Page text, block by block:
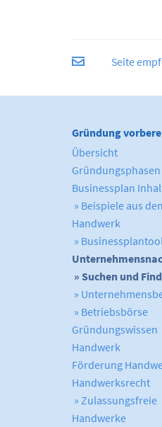
Seite
Gründung
Übersicht
Gründungsphasen
Businessplan
» Beispiele aus
Handwerk
» Businessplantool
» Suchen und
»
» Betriebsbörse
Gründungswissen
Handwerk
Förderung
Handwerksrecht
» Zulassungsfreie
Handwerke